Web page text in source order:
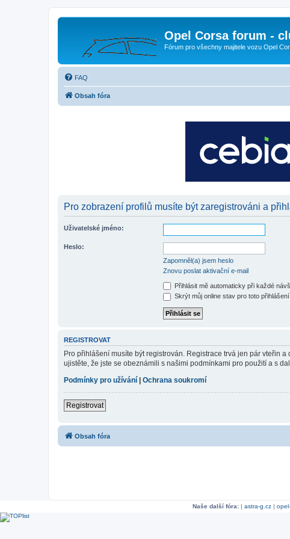
Opel Corsa forum -
Fórum pro všechny majitele vozu Opel
FAQ
Obsah fóra
Pro zobrazení profilů musíte být zaregistrováni a
Uživatelské jméno:
Heslo:
Zapomněl(a) jsem heslo
Znovu poslat aktivační e-mail
Přihlásit mě automaticky při každé
Skrýt můj online stav pro toto přihlášení
REGISTROVAT
Pro přihlášení musíte být registrován. Registrace trvá jen pár vteřin
ujistěte, že jste se obeznámili s našimi podmínkami pro použití a s
Podmínky pro užívání
Ochrana soukromí
Registrovat
Obsah fóra
Naše další fóra: | astra-g.cz |